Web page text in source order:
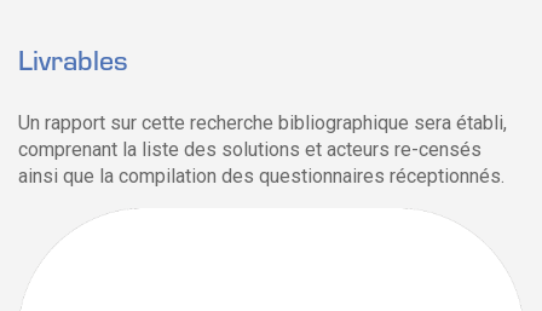
Livrables
Un rapport sur cette recherche bibliographique sera établi,
comprenant la liste des solutions et acteurs re-censés
ainsi que la compilation des questionnaires réceptionnés.